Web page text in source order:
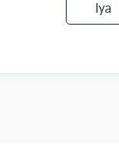
Iya